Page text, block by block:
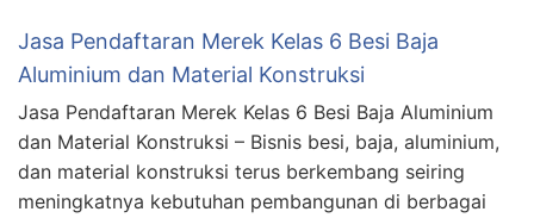
Jasa Pendaftaran Merek Kelas 6 Besi Baja
Aluminium dan Material Konstruksi
Jasa Pendaftaran Merek Kelas 6 Besi Baja Aluminium
dan Material Konstruksi – Bisnis besi, baja, aluminium,
dan material konstruksi terus berkembang seiring
meningkatnya kebutuhan pembangunan di berbagai